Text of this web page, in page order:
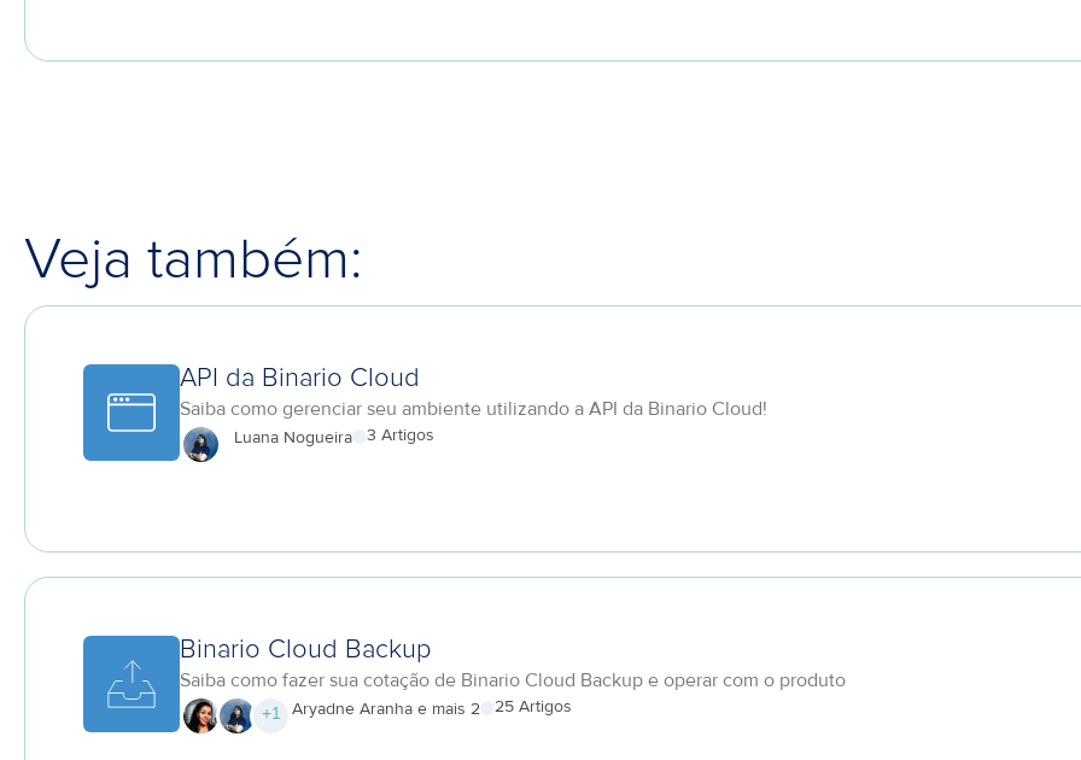
Veja também:
API da Binario Cloud
Saiba como gerenciar seu ambiente utilizando a API da Binario Cloud!
Luana Nogueira 3 Artigos
Binario Cloud Backup
Saiba como fazer sua cotação de Binario Cloud Backup e operar com o produto
+1 Aryadne Aranha e mais 2 25 Artigos